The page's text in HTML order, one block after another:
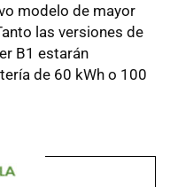
modelo de mayor
las versiones de
B1 estarán
de 60 kWh o 100